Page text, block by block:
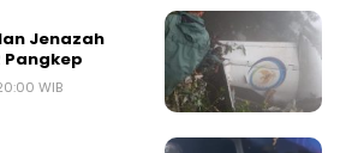
Jenazah
Pangkep
WIB